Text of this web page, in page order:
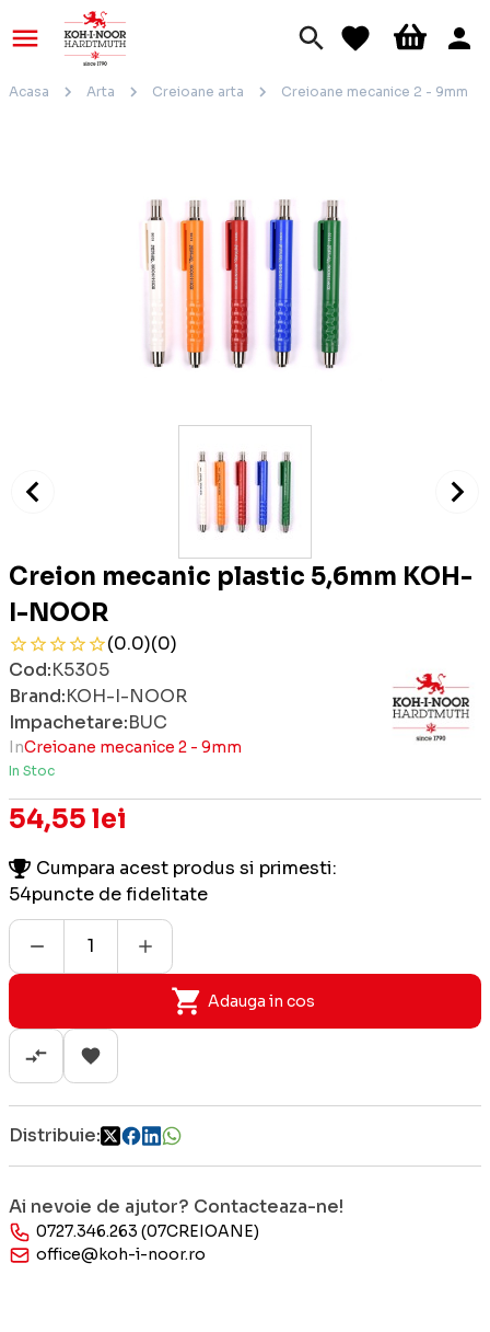
Acasa Arta Creioane arta Creioane mecanice 2 - 9mm
Creion mecanic plastic 5,6mm KOH-
I-NOOR
(0.0)(0)
Cod:K5305
Brand:KOH-I-NOOR
Impachetare:BUC
InCreioane mecanice 2 - 9mm
In Stoc
54,55 lei
Cumpara acest produs si primesti:
54puncte de fidelitate
Adauga in cos
Distribuie:
Ai nevoie de ajutor? Contacteaza-ne!
0727.346.263 (07CREIOANE)
office@koh-i-noor.ro